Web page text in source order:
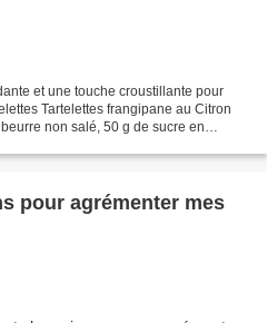
et une touche croustillante pour
Tartelettes frangipane au Citron
non salé, 50 g de sucre en
pour agrémenter mes